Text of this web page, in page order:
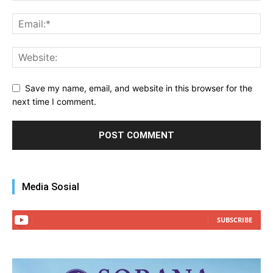
Save my name, email, and website in this browser for the
next time I comment.
Media Sosial
SUBSCRIBE